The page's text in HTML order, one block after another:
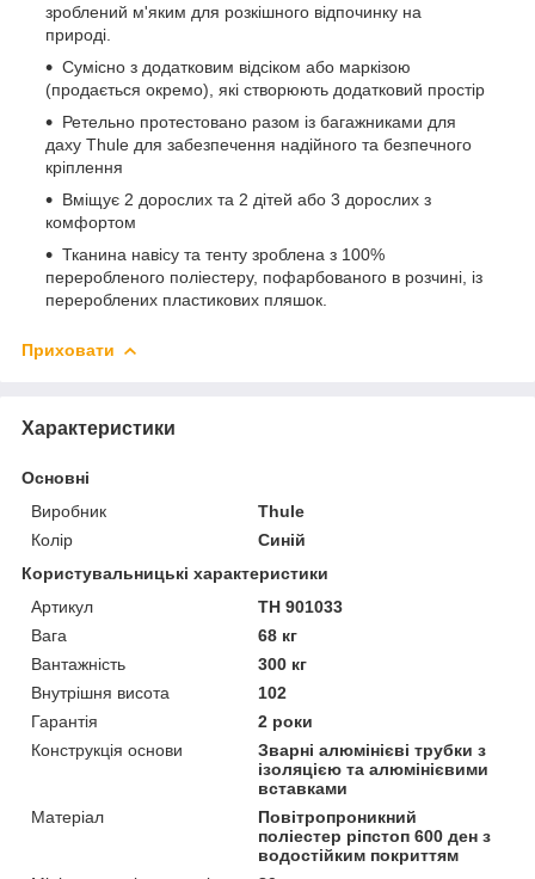
зроблений м'яким для розкішного відпочинку на
природі.
Сумісно з додатковим відсіком або маркізою
(продається окремо), які створюють додатковий простір
Ретельно протестовано разом із багажниками для
даху Thule для забезпечення надійного та безпечного
кріплення
Вміщує 2 дорослих та 2 дітей або 3 дорослих з
комфортом
Тканина навісу та тенту зроблена з 100%
переробленого поліестеру, пофарбованого в розчині, із
перероблених пластикових пляшок.
Приховати
Характеристики
Основні
Виробник
Thule
Колір
Синій
Користувальницькі характеристики
Артикул
TH 901033
Вага
68 кг
Вантажність
300 кг
Внутрішня висота
102
Гарантія
2 роки
Конструкція основи
Зварні алюмінієві трубки з
ізоляцією та алюмінієвими
вставками
Матеріал
Повітропроникний
поліестер ріпстоп 600 ден з
водостійким покриттям